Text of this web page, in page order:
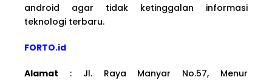
android agar tidak ketinggalan informasi
teknologi terbaru.
FORTO.id
Alamat : Jl. Raya Manyar No.57, Menur